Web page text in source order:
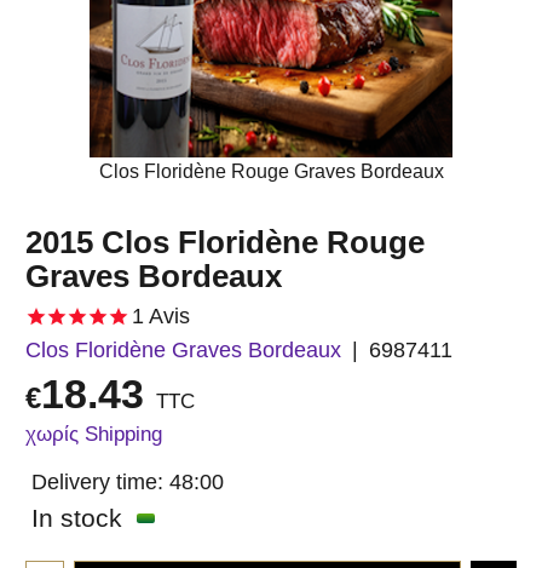
Clos Floridène Rouge Graves Bordeaux
2015 Clos Floridène Rouge
Graves Bordeaux
1Avis
Clos Floridène Graves Bordeaux
6987411
€18.43 TTC
χωρίς Shipping
Delivery time: 48:00
In stock